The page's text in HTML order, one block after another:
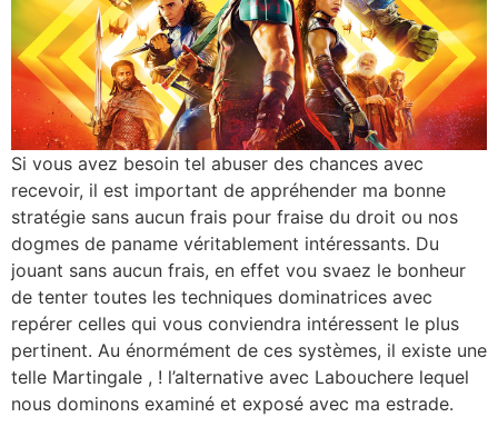
Si vous avez besoin tel abuser des chances avec
recevoir, il est important de appréhender ma bonne
stratégie sans aucun frais pour fraise du droit ou nos
dogmes de paname véritablement intéressants. Du
jouant sans aucun frais, en effet vou svaez le bonheur
de tenter toutes les techniques dominatrices avec
repérer celles qui vous conviendra intéressent le plus
pertinent. Au énormément de ces systèmes, il existe une
telle Martingale , ! l’alternative avec Labouchere lequel
nous dominons examiné et exposé avec ma estrade.